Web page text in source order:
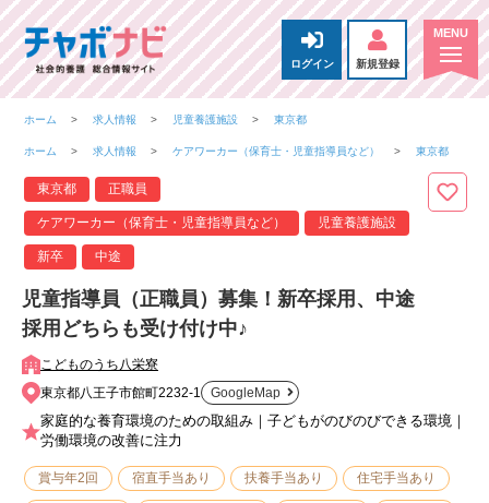
ログイン 新規登録
ホーム 求人情報 児童養護施設 東京都
ホーム 求人情報 ケアワーカー（保育士・児童指導員など） 東京都
東京都 正職員
ケアワーカー（保育士・児童指導員など） 児童養護施設
新卒 中途
児童指導員（正職員）募集！新卒採用、中途
採用どちらも受け付け中♪
こどものうち八栄寮
東京都八王子市館町2232-1
GoogleMap
家庭的な養育環境のための取組み｜子どもがのびのびできる環境｜
労働環境の改善に注力
賞与年2回 宿直手当あり 扶養手当あり 住宅手当あり